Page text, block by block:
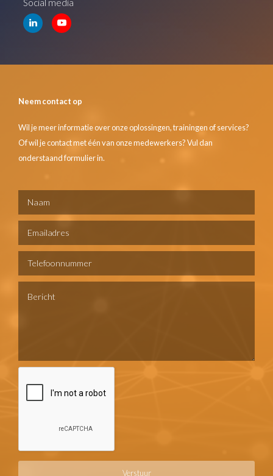
Social media
Neem contact op
Wil je meer informatie over onze oplossingen, trainingen of services?
Of wil je contact met één van onze medewerkers? Vul dan
onderstaand formulier in.